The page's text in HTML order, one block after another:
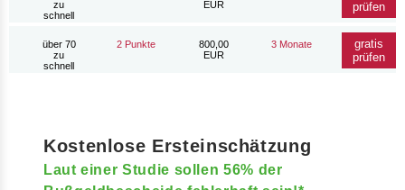
zu
schnell
EUR
prüfen
über 70
zu
schnell
2 Punkte
800,00
EUR
3 Monate
gratis
prüfen
Kostenlose Ersteinschätzung
Laut einer Studie sollen 56% der